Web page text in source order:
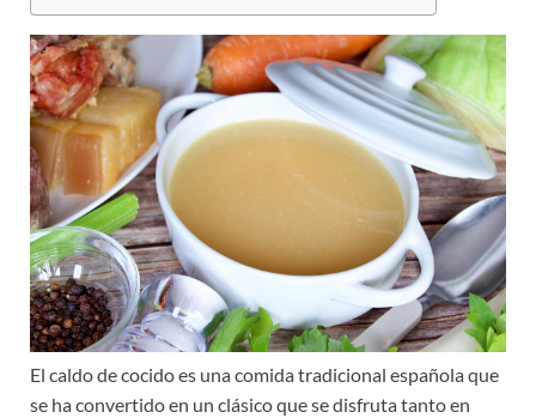
El caldo de cocido es una comida tradicional española que
se ha convertido en un clásico que se disfruta tanto en